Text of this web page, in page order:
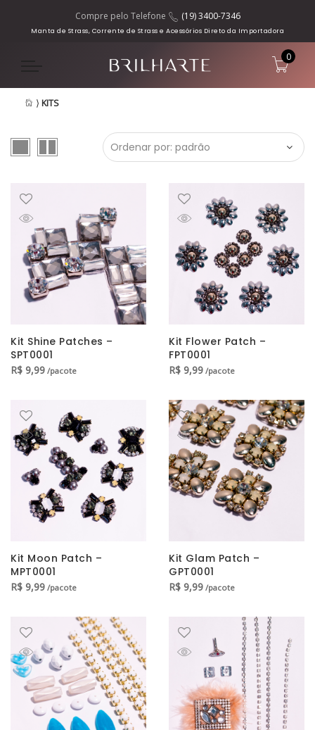
Compre pelo Telefone (19) 3400-7346
Manta de Strass, Corrente de Strass e Acessórios Direto da Importadora
0
⟩ KITS
Kit Shine Patches –
SPT0001
R$ 9,99 /pacote
Kit Flower Patch –
FPT0001
R$ 9,99 /pacote
Kit Moon Patch –
MPT0001
R$ 9,99 /pacote
Kit Glam Patch –
GPT0001
R$ 9,99 /pacote